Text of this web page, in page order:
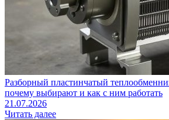
Разборный пластинчатый
почему выбирают и как с ним работать
21.07.2026
Читать далее